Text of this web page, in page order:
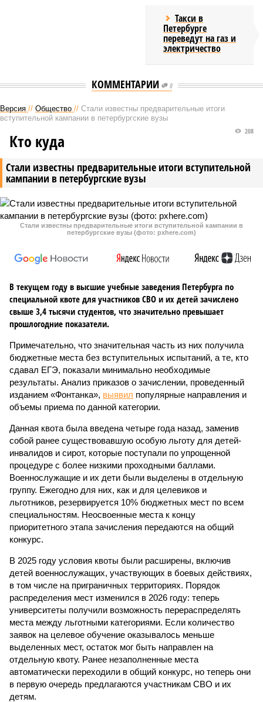
Такси в
Петербурге
переведут на газ и
электричество
КОММЕНТАРИИ 0
Версия // Общество // Стали известны предварительные итоги
вступительной кампании в петербургские вузы
Стали известны предварительные итоги вступительной
кампании в петербургские вузы
208
Кто куда
Стали известны предварительные итоги вступительной кампании в
петербургские вузы (фото: pxhere.com)
В текущем году в высшие учебные заведения Петербурга по
специальной квоте для участников СВО и их детей зачислено
свыше 3,4 тысячи студентов, что значительно превышает
прошлогодние показатели.
Примечательно, что значительная часть из них получила
бюджетные места без вступительных испытаний, а те, кто
сдавал ЕГЭ, показали минимально необходимые
результаты. Анализ приказов о зачислении, проведенный
изданием «Фонтанка», выявил популярные направления и
объемы приема по данной категории.
Данная квота была введена четыре года назад, заменив
собой ранее существовавшую особую льготу для детей-
инвалидов и сирот, которые поступали по упрощенной
процедуре с более низкими проходными баллами.
Военнослужащие и их дети были выделены в отдельную
группу. Ежегодно для них, как и для целевиков и
льготников, резервируется 10% бюджетных мест по всем
специальностям. Неосвоенные места к концу
приоритетного этапа зачисления передаются на общий
конкурс.
В 2025 году условия квоты были расширены, включив
детей военнослужащих, участвующих в боевых действиях,
в том числе на приграничных территориях. Порядок
распределения мест изменился в 2026 году: теперь
университеты получили возможность перераспределять
места между льготными категориями. Если количество
заявок на целевое обучение оказывалось меньше
выделенных мест, остаток мог быть направлен на
отдельную квоту. Ранее незаполненные места
автоматически переходили в общий конкурс, но теперь они
в первую очередь предлагаются участникам СВО и их
детям.